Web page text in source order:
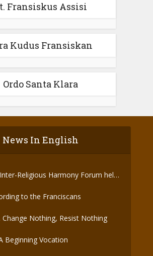
Fransiskus Assisi
Kudus Fransiskan
Ordo Santa Klara
News In English
Religious Harmony Forum held
to the Franciscans
Nothing, Resist Nothing
Beginning Vocation